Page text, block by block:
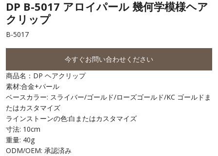
DP B-5017 アロイパール 幾何学模様ヘア
クリップ
B-5017
今すぐお問い合わせください
商品名：DP ヘアクリップ
素材:合金+パール
ベースカラー: スライバー/ゴールド/ローズゴールド/KC ゴールドま
たはカスタマイズ
ラインストーンの色:白またはカスタマイズ
寸法: 10cm
重量: 40g
ODM/OEM: 承認済み